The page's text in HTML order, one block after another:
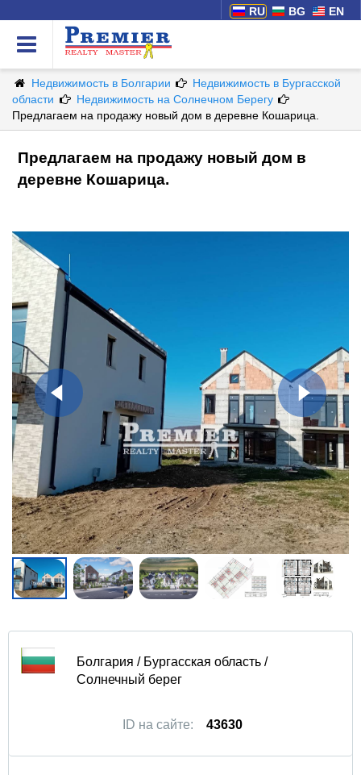
RU BG EN
Недвижимость в Болгарии
Недвижимость в Бургасской
области
Недвижимость на Солнечном Берегу
Предлагаем на продажу новый дом в деревне Кошарица.
Предлагаем на продажу новый дом в
деревне Кошарица.
Болгария / Бургасская область /
Солнечный берег
43630
ID на сайте: